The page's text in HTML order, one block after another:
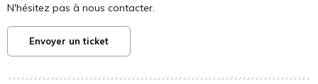
N'hésitez pas à nous contacter.
Envoyer un ticket